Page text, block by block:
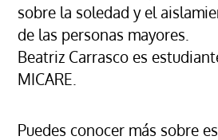
sobre la soledad y el
de las personas mayores.
Beatriz Carrasco es
MICARE.
Puedes conocer más sobre